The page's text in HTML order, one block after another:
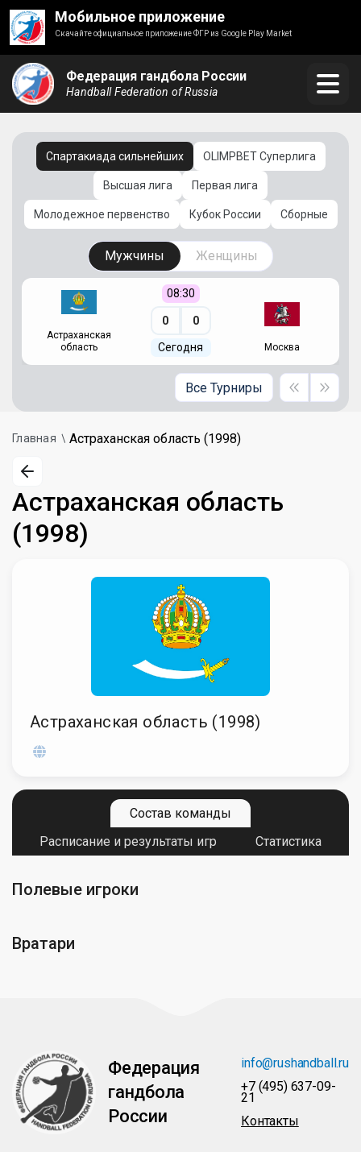
Мобильное приложение
Скачайте официальное приложение ФГР из Google Play Market
Федерация гандбола России
Handball Federation of Russia
Спартакиада сильнейших OLIMPBET Суперлига
Высшая лига Первая лига
Молодежное первенство Кубок России Сборные
Мужчины Женщины
Астраханская
область
08:30
0 0
Сегодня Москва
Все Турниры
Главная Астраханская область (1998)
Астраханская область
(1998)
Астраханская область (1998)
Состав команды
Расписание и результаты игр
Статистика
Полевые игроки
Вратари
Федерация
гандбола
России
info@rushandball.ru
+7 (495) 637-09-
21
Контакты